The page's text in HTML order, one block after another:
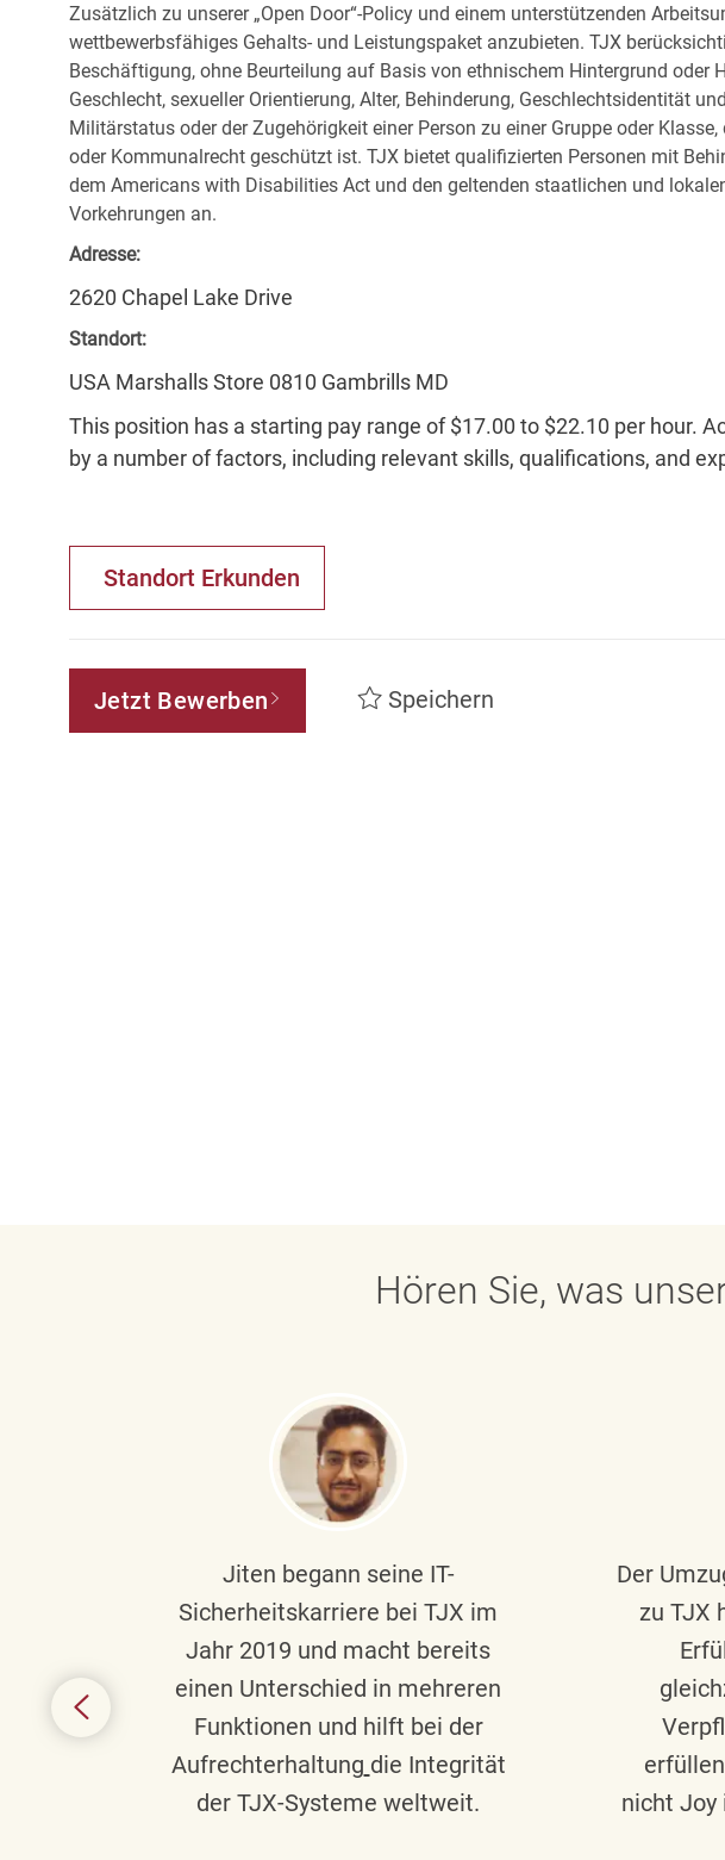
Zusätzlich zu unserer „Open Door“-Policy und einem unterstützenden
wettbewerbsfähiges Gehalts- und Leistungspaket anzubieten. TJX
Beschäftigung, ohne Beurteilung auf Basis von ethnischem Hintergrund oder
Geschlecht, sexueller Orientierung, Alter, Behinderung, Geschlechtsidentität
Militärstatus oder der Zugehörigkeit einer Person zu einer Gruppe oder
oder Kommunalrecht geschützt ist. TJX bietet qualifizierten Personen mit
dem Americans with Disabilities Act und den geltenden staatlichen und
Vorkehrungen an.
Adresse:
2620 Chapel Lake Drive
Standort:
USA Marshalls Store 0810 Gambrills MD
This position has a starting pay range of $17.00 to $22.10 per hour.
by a number of factors, including relevant skills, qualifications, and
Standort Erkunden
Jetzt Bewerben Speichern
Hören Sie, was
Jiten begann seine IT-
Sicherheitskarriere bei TJX im
Jahr 2019 und macht bereits
einen Unterschied in mehreren
Funktionen und hilft bei der
Aufrechterhaltung die Integrität
der TJX-Systeme weltweit.
Der
zu TJX
nicht Joy